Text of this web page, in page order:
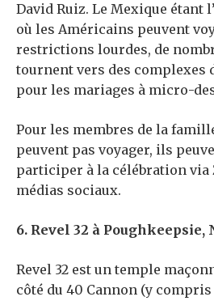
David Ruiz. Le Mexique étant
où les Américains peuvent
restrictions lourdes, de
tournent vers des complexes
pour les mariages à micro-
Pour les membres de la
peuvent pas voyager, ils
participer à la célébration via
médias sociaux.
6. Revel 32 à Poughkeepsie,
Revel 32 est un temple
côté du 40 Cannon (y compris